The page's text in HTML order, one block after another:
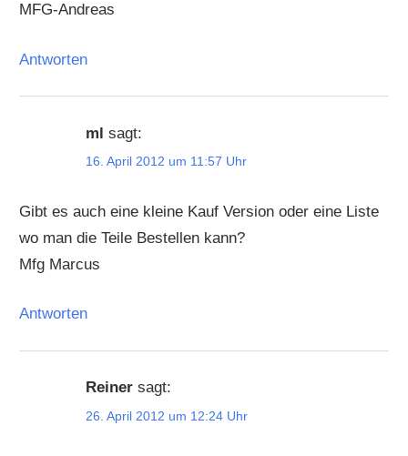
MFG-Andreas
Antworten
ml sagt:
16. April 2012 um 11:57 Uhr
Gibt es auch eine kleine Kauf Version oder eine Liste
wo man die Teile Bestellen kann?
Mfg Marcus
Antworten
Reiner sagt:
26. April 2012 um 12:24 Uhr